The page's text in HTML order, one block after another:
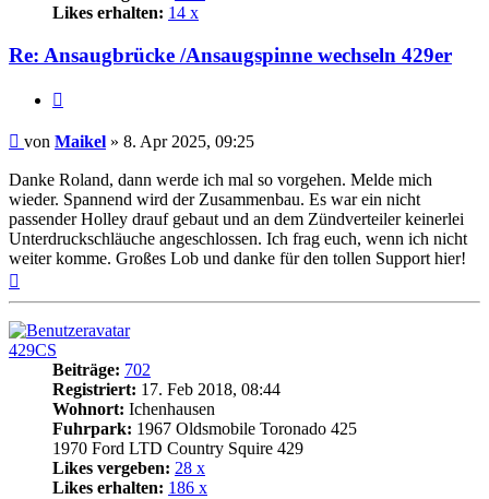
Likes erhalten: 14 x
Re: Ansaugbrücke /Ansaugspinne wechseln 429er
Beitrag
von Maikel » 8. Apr 2025, 09:25
Danke Roland, dann werde ich mal so vorgehen. Melde mich
wieder. Spannend wird der Zusammenbau. Es war ein nicht
passender Holley drauf gebaut und an dem Zündverteiler keinerlei
Unterdruckschläuche angeschlossen. Ich frag euch, wenn ich nicht
weiter komme. Großes Lob und danke für den tollen Support hier!
oben
429CS
Beiträge: 702
Registriert: 17. Feb 2018, 08:44
Wohnort: Ichenhausen
Fuhrpark: 1967 Oldsmobile Toronado 425
1970 Ford LTD Country Squire 429
Likes vergeben: 28 x
Likes erhalten: 186 x